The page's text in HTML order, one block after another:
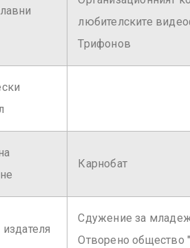
любителските
Трифонов
Карнобат
Сдужение за
Отворено общество